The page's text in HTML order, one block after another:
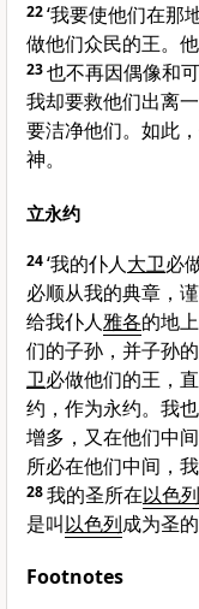
22‘我要使他们在那
做他们众民的王。
23也不再因偶像和
我却要救他们出离
要洁净他们。如此
神。
立永约
24‘我的仆人大卫必
必顺从我的典章，
给我仆人雅各的地
们的子孙，并子孙
卫必做他们的王，直
约，作为永约。我
增多，又在他们中
所必在他们中间，
28我的圣所在以色列
是叫以色列成为圣
Footnotes